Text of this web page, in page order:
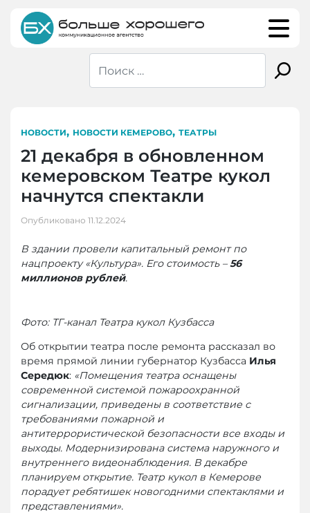
content
НОВОСТИ, НОВОСТИ КЕМЕРОВО, ТЕАТРЫ
21 декабря в обновленном
кемеровском Театре кукол
начнутся спектакли
Опубликовано 11.12.2024
В здании провели капитальный ремонт по
нацпроекту «Культура». Его стоимость –56
миллионов рублей.
Фото: ТГ-канал Театра кукол Кузбасса
Об открытии театра после ремонта рассказал во
время прямой линии губернатор Кузбасса Илья
Середюк: «Помещения театра оснащены
современной системой пожароохранной
сигнализации, приведены в соответствие с
требованиями пожарной и
антитеррористической безопасности все входы и
выходы. Модернизирована система наружного и
внутреннего видеонаблюдения. В декабре
планируем открытие. Театр кукол в Кемерове
порадует ребятишек новогодними спектаклями и
представлениями».